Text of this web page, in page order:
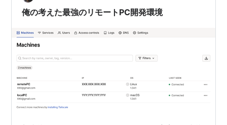
俺の考えた最強のリモートPC開発環境